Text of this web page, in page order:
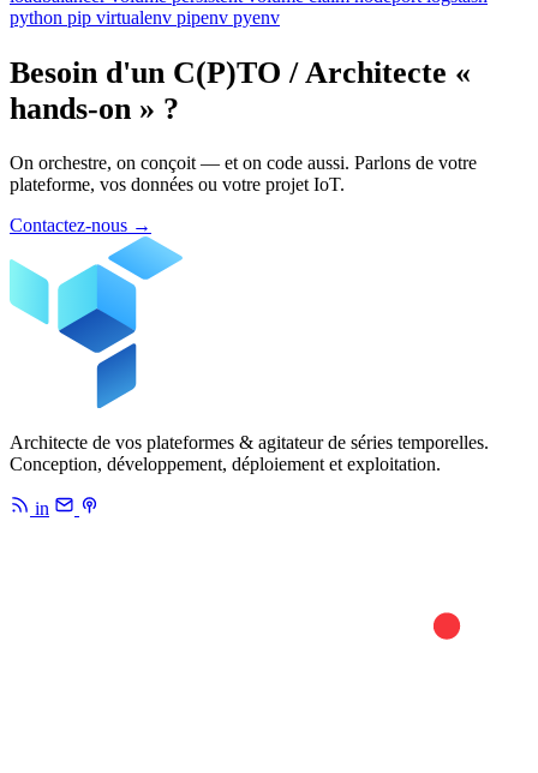
python pip virtualenv pipenv pyenv
Besoin d'un C(P)TO / Architecte «
hands-on » ?
On orchestre, on conçoit — et on code aussi. Parlons de votre
plateforme, vos données ou votre projet IoT.
Contactez-nous →
Architecte de vos plateformes & agitateur de séries temporelles.
Conception, développement, déploiement et exploitation.
in